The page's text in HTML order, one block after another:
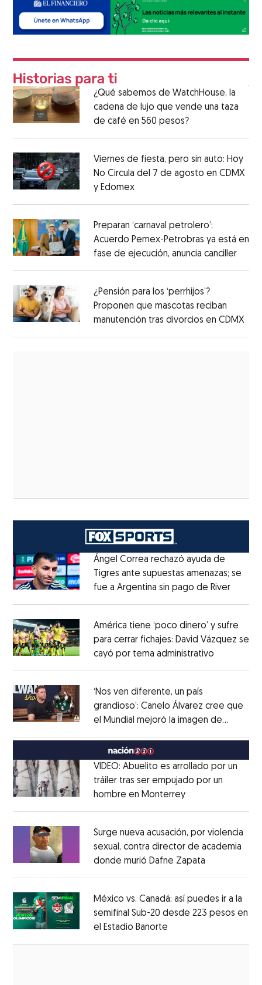
¿Qué sabemos de WatchHouse, la
cadena de lujo que vende una taza
de café en 560 pesos?
Viernes de fiesta, pero sin auto: Hoy
No Circula del 7 de agosto en CDMX
y Edomex
Preparan ‘carnaval petrolero’:
Acuerdo Pemex-Petrobras ya está en
fase de ejecución, anuncia canciller
¿Pensión para los ‘perrhijos’?
Proponen que mascotas reciban
manutención tras divorcios en CDMX
Ángel Correa rechazó ayuda de
Tigres ante supuestas amenazas; se
fue a Argentina sin pago de RiverOpens
América tiene ‘poco dinero’ y sufre
para cerrar fichajes: David Vázquez se
cayó por tema administrativo
‘Nos ven diferente, un país
grandioso’: Canelo Álvarez cree que
el Mundial mejoró la imagen de
VIDEO: Abuelito es arrollado por un
tráiler tras ser empujado por un
hombre en MonterreyOpens in new
Surge nueva acusación, por violencia
sexual, contra director de academia
donde murió Dafne Zapata
México vs. Canadá: así puedes ir a la
semifinal Sub-20 desde 223 pesos en
el Estadio Banorte